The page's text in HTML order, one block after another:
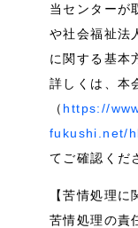
当センターが
や社会福祉法
に関する基本
詳しくは、本
（ https://
fukushi.net/
てご確認くだ
【苦情処理に
苦情処理の責